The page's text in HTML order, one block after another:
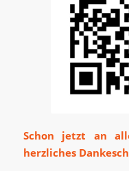
Schon jetzt an
herzliches